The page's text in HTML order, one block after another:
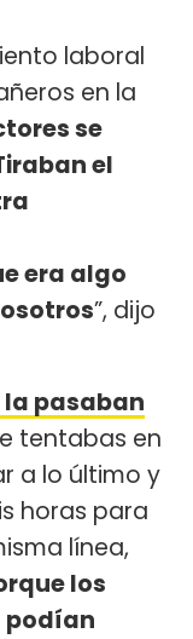
laboral
en la
se
el
era algo
”, dijo
pasaban
tentabas en
a lo último y
horas para
línea,
los
podían